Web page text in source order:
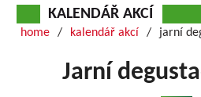
KALENDÁŘ AKCÍ
home kalendář akcí jarní
Jarní